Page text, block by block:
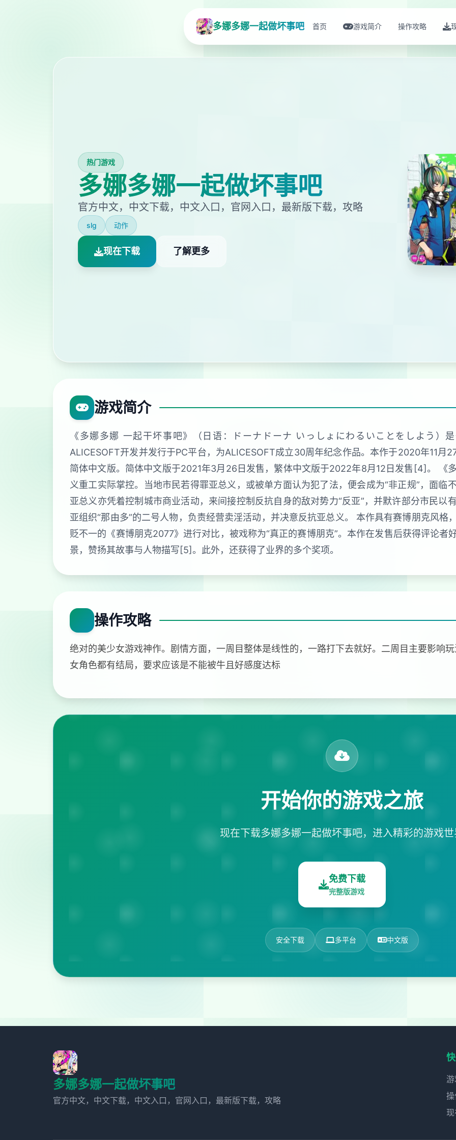
多娜多娜一起做坏事吧 首页 游戏简介 操作攻略
热门游戏
多娜多娜一起做坏事吧
官方中文，中文下载，中文入口，官网入口，最新版下载，攻略
slg 动作
现在下载 了解更多
游戏简介
《多娜多娜 一起干坏事吧》（日语：ドーナドーナ いっしょにわるいことをしよう）
ALICESOFT开发并发行于PC平台，为ALICESOFT成立30周年纪念作品。本作于2020年11月
简体中文版。简体中文版于2021年3月26日发售，繁体中文版于2022年8月12日发售[4]。 《
义重工实际掌控。当地市民若得罪亚总义，或被单方面认为犯了法，便会成为“非正规”，面临
亚总义亦凭着控制城市商业活动，来间接控制反抗自身的敌对势力“反亚”，并默许部分市民以
亚组织“那由多”的二号人物，负责经营卖淫活动，并决意反抗亚总义。 本作具有赛博朋克风格
贬不一的《赛博朋克2077》进行对比，被戏称为“真正的赛博朋克”。本作在发售后获得评论者
景，赞扬其故事与人物描写[5]。此外，还获得了业界的多个奖项。
操作攻略
绝对的美少女游戏神作。剧情方面，一周目整体是线性的，一路打下去就好。二周目主要影响
女角色都有结局，要求应该是不能被牛且好感度达标
开始你的游戏之旅
现在下载多娜多娜一起做坏事吧，进入精彩的游戏
免费下载
完整版游戏
安全下载 多平台 中文版
多娜多娜一起做坏事吧
官方中文，中文下载，中文入口，官网入口，最新版下载，攻略